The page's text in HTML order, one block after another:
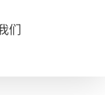
们